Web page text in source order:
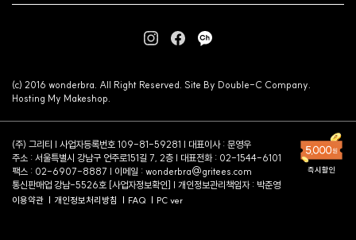
(c) 2016 wonderbra. All Right Reserved. Site By Double-C Company.
Hosting My Makeshop.
(주) 그리티 | 사업자등록번호 109-81-59281 | 대표이사 : 문영우
주소 : 서울특별시 강남구 언주로151길 7, 2층 | 대표전화 : 02-1544-6101
팩스 : 02-6907-8887 | 이메일 : wonderbra@gritees.com
통신판매업 강남-5526호 [사업자정보확인] | 개인정보관리책임자 : 박준영
이용약관 개인정보처리방침 FAQ PC ver